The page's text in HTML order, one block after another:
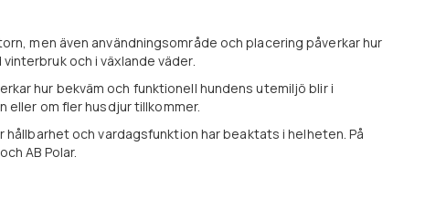
men även användningsområde och placering påverkar hur
och i växlande väder.
hur bekväm och funktionell hundens utemiljö blir i
eller om fler husdjur tillkommer.
och vardagsfunktion har beaktats i helheten. På
AB Polar.